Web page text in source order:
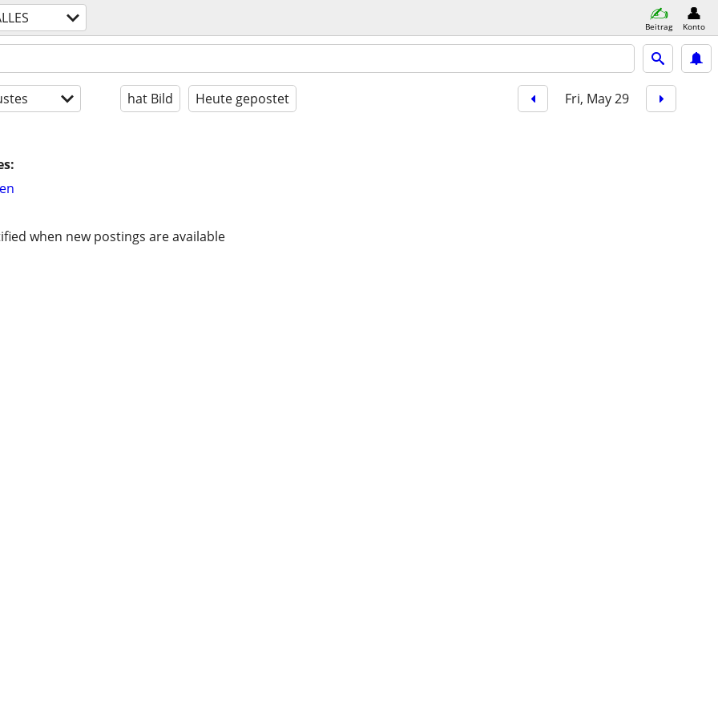
Beitrag Konto
hat Bild Heute gepostet Fri, May 29
when new postings are available